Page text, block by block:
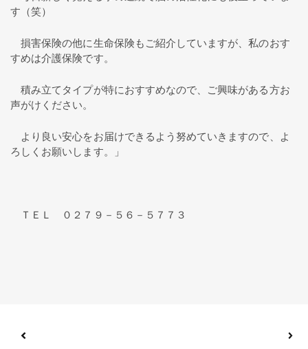
す（笑）
損害保険の他に生命保険もご紹介していますが、私のおす
すめは介護保険です。
積み立てタイプが特におすすめなので、ご興味がある方お
声がけください。
より良い安心をお届けできるよう努めていきますので、よ
ろしくお願いします。」
ＴＥＬ ０２７９－５６－５７７３